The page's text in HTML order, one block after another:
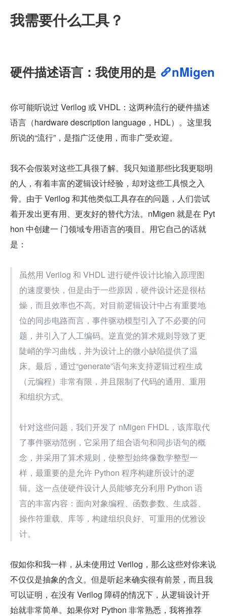
我需要什么工具？
硬件描述语言：我使用的是 nMigen
你可能听说过 Verilog 或 VHDL：这两种流行的硬件描述
语言（hardware description language，HDL）。这里我
所说的“流行”，是指广泛使用，而非广受欢迎。
我不会假装对这些工具很了解。我只知道那些比我更聪明
的人，有着丰富的逻辑设计经验，却对这些工具恨之入
骨。由于 Verilog 和其他类似工具存在的问题，人们尝试
着开发出更有用、更友好的替代方法。nMigen 就是在 Pyt
hon 中创建一 门领域专用语言的项目。用它自己的话就
是：
虽然用 Verilog 和 VHDL 进行硬件设计比输入原理图
的速度要快，但是由于一些原因，硬件设计还是很枯
燥，而且效率也不高。对目前逻辑设计中占有重要地
位的同步电路而言，事件驱动模型引入了不必要的问
题，并引入了人工编码。逆直觉的算术规则导致了更
陡峭的学习曲线，并为设计上的微小缺陷提供了温
床。最后，通过“generate”语句来支持逻辑过程生成
（元编程）非常有限，并且限制了代码的通用、重用
和组织方式。
针对这些问题，我们开发了 nMigen FHDL，该库取代
了事件驱动范例，它采用了组合语句和同步语句的概
念，并采用了算术规则，使整型始终像数学整型一
样，最重要的是允许 Python 程序构建所设计的逻
辑。这一点使硬件设计人员能够充分利用 Python 语
言的丰富内容：面向对象编程、函数参数、生成器、
操作符重载、库等，构建组织良好、可重用的优雅设
计。
假如你和我一样，从未使用过 Verilog，那么这些对你来说
不仅仅是抽象的含义。但是听起来确实很有前景，而且我
可以证明，在没有 Verilog 障碍的情况下，从逻辑设计开
始就非常简单。如果你对 Python 非常熟悉，我将推荐